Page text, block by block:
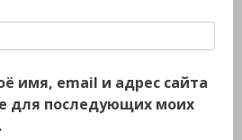
имя, email и адрес сайта
для последующих моих